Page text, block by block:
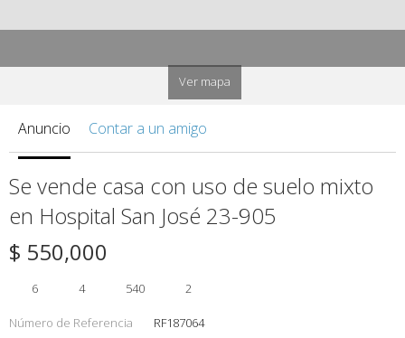
Ver mapa
Anuncio Contar a un amigo
Se vende casa con uso de suelo mixto
en Hospital San José 23-905
$ 550,000
6 4 540 2
Número de Referencia RF187064